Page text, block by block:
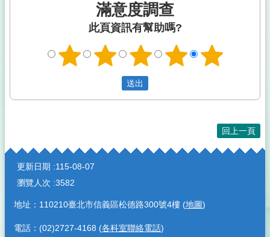
滿意度調查
此頁資訊有幫助嗎?
回上一頁
:::
更新日期
115-08-07
瀏覽人次 3582
地址：110210臺北市信義區松德路300號4樓 (地圖)
電話：(02)2727-4168 (各科室聯絡電話)